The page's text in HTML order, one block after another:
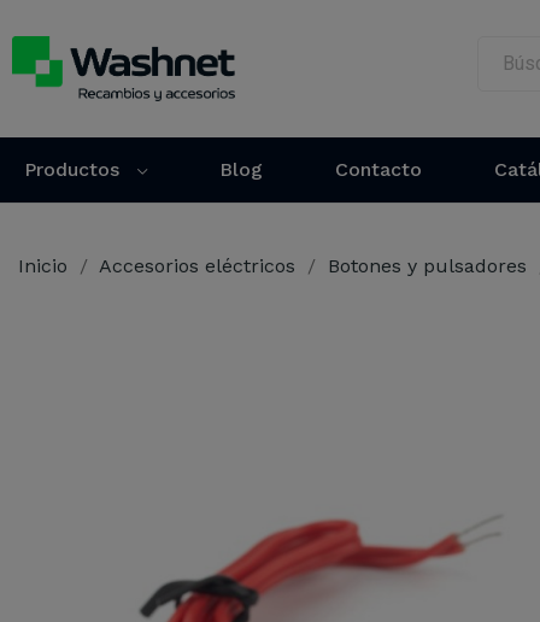
Productos Blog Contacto
Inicio Accesorios eléctricos Botones y pulsadores